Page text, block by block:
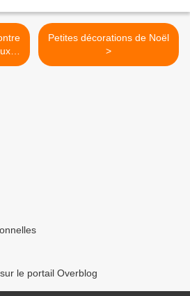
Petites décorations de Noël
>
le portail Overblog